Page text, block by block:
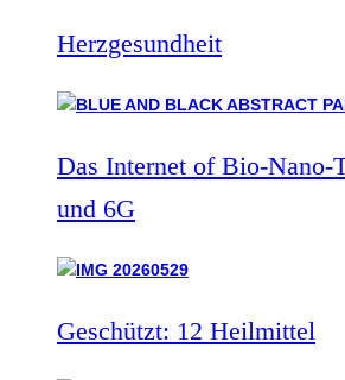
Herzgesundheit
Das Internet of Bio-Nano-
und 6G
Geschützt: 12 Heilmittel